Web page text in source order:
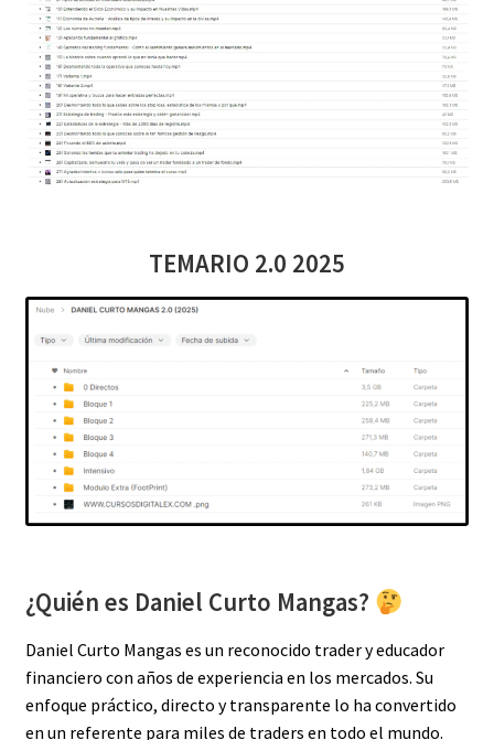
TEMARIO 2.0 2025
¿Quién es Daniel Curto Mangas?
Daniel Curto Mangas es un reconocido trader y educador
financiero con años de experiencia en los mercados. Su
enfoque práctico, directo y transparente lo ha convertido
en un referente para miles de traders en todo el mundo.